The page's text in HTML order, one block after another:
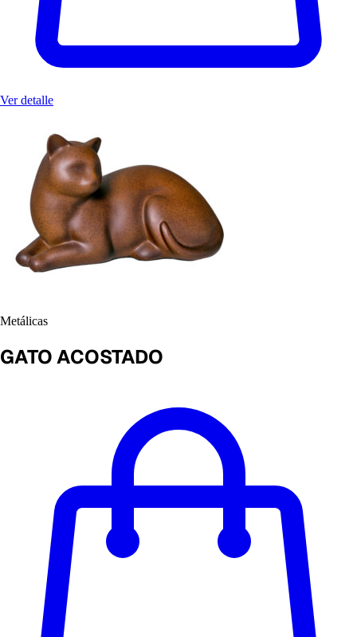
Ver detalle
Metálicas
GATO ACOSTADO